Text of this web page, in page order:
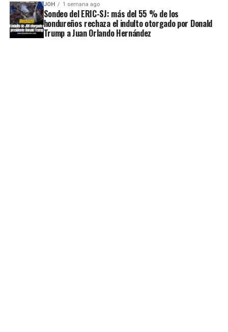
JOH 1 semana ago
Sondeo del ERIC-SJ: más del 55 % de los
hondureños rechaza el indulto otorgado por Donald
Trump a Juan Orlando Hernández